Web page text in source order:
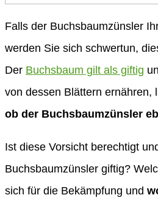
Falls der Buchsbaumzünsler
werden Sie sich schwertun,
Der Buchsbaum gilt als giftig
von dessen Blättern ernähren,
ob der Buchsbaumzünsler
Ist diese Vorsicht berechtigt
Buchsbaumzünsler giftig?
sich für die Bekämpfung und